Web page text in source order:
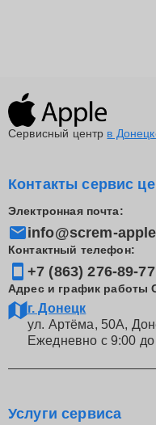
Сервисный центр в
Контакты сервис
Электронная почта:
info@screm-
Контактный телефон:
+7 (863) 276-89-77
Адрес и график работы
г. Донецк
ул. Артёма, 50А,
Ежедневно с 9:00
Услуги сервиса